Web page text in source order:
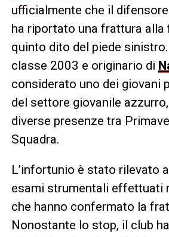
ufficialmente che il
ha riportato una frattura alla
quinto dito del piede
classe 2003 e originario di
considerato uno dei giovani
del settore giovanile
diverse presenze tra
Squadra.
L’infortunio è stato rilevato
esami strumentali effettuati
che hanno confermato la
Nonostante lo stop, il club